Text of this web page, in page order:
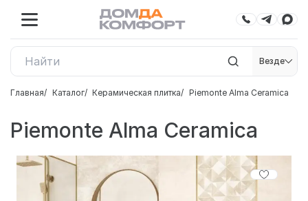
Везде
Главная Каталог Керамическая плитка Piemonte Alma Ceramica
Piemonte Alma Ceramica